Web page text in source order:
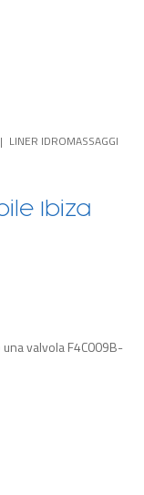
LINER IDROMASSAGGI
Ibiza
valvola F4C009B-